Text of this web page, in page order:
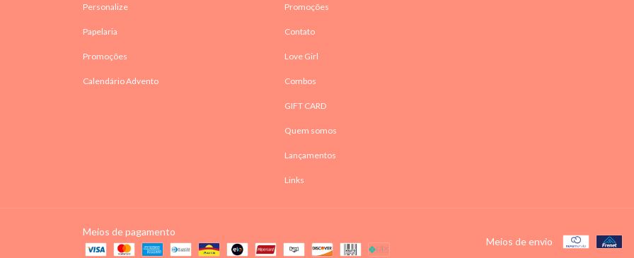
Personalize
Papelaria
Promoções
Calendário Advento
Promoções
Contato
Love Girl
Combos
GIFT CARD
Quem somos
Lançamentos
Links
Meios de pagamento
Meios de envio